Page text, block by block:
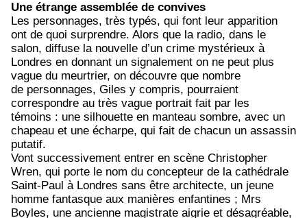
Une étrange assemblée de convives
Les personnages, très typés, qui font leur apparition
ont de quoi surprendre. Alors que la radio, dans le
salon, diffuse la nouvelle d’un crime mystérieux à
Londres en donnant un signalement on ne peut plus
vague du meurtrier, on découvre que nombre
de personnages, Giles y compris, pourraient
correspondre au très vague portrait fait par les
témoins : une silhouette en manteau sombre, avec un
chapeau et une écharpe, qui fait de chacun un assassin
putatif.
Vont successivement entrer en scène Christopher
Wren, qui porte le nom du concepteur de la cathédrale
Saint-Paul à Londres sans être architecte, un jeune
homme fantasque aux manières enfantines ; Mrs
Boyles, une ancienne magistrate aigrie et désagréable,